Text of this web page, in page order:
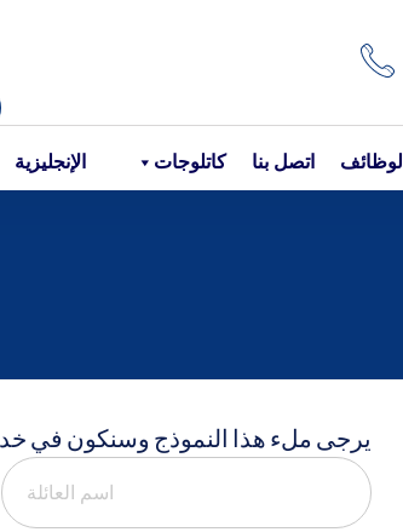
كاتلوجات الوظائف اتصل بنا الإنجليزية
يرجى ملء هذا النموذج وسنكون في